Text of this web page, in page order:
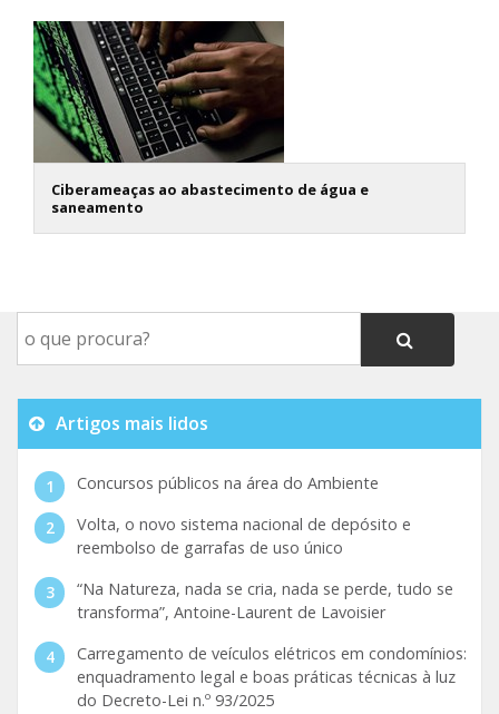
Ciberameaças ao abastecimento de água e
saneamento
Artigos mais lidos
Concursos públicos na área do Ambiente
Volta, o novo sistema nacional de depósito e
reembolso de garrafas de uso único
“Na Natureza, nada se cria, nada se perde, tudo se
transforma”, Antoine-Laurent de Lavoisier
Carregamento de veículos elétricos em condomínios:
enquadramento legal e boas práticas técnicas à luz
do Decreto-Lei n.º 93/2025